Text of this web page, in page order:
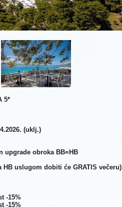
5*
(uklj.)
upgrade obroka BB=HB
uslugom dobiti će GRATIS večeru)
-15%
-15%